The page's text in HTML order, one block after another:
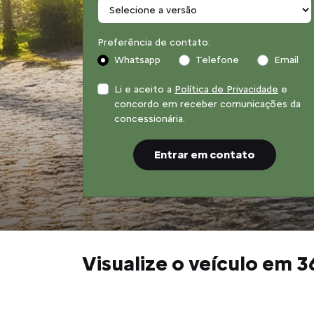
Preferência de contato:
Whatsapp
Telefone Email
Li e aceito a Política de Privacidade e
concordo em receber comunicações da
concessionária.
Entrar em contato
Visualize o veículo em